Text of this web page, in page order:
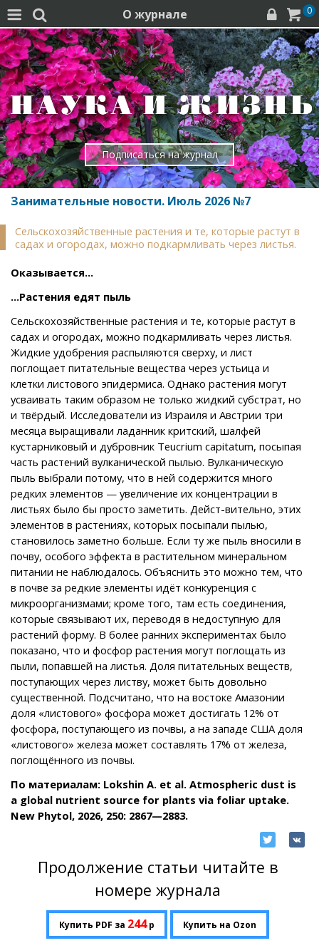
  О журнале   0
Подписаться на журнал
Занимательные новости. Июль 2026 №7
Сельскохозяйственные растения и те, которые растут в
садах и огородах, можно подкармливать через листья.
Оказывается…
...Растения едят пыль
Сельскохозяйственные растения и те, которые растут в
садах и огородах, можно подкармливать через листья.
Жидкие удобрения распыляются сверху, и лист
поглощает питательные вещества через устьица и
клетки листового эпидермиса. Однако растения могут
усваивать таким образом не только жидкий субстрат, но
и твёрдый. Исследователи из Израиля и Австрии три
месяца выращивали ладанник критский, шалфей
кустарниковый и дубровник Teucrium capitatum, посыпая
часть растений вулканической пылью. Вулканическую
пыль выбрали потому, что в ней содержится много
редких элементов — увеличение их концентрации в
листьях было бы просто заметить. Дейст-вительно, этих
элементов в растениях, которых посыпали пылью,
становилось заметно больше. Если ту же пыль вносили в
почву, особого эффекта в растительном минеральном
питании не наблюдалось. Объяснить это можно тем, что
в почве за редкие элементы идёт конкуренция с
микроорганизмами; кроме того, там есть соединения,
которые связывают их, переводя в недоступную для
растений форму. В более ранних экспериментах было
показано, что и фосфор растения могут поглощать из
пыли, попавшей на листья. Доля питательных веществ,
поступающих через листву, может быть довольно
существенной. Подсчитано, что на востоке Амазонии
доля «листового» фосфора может достигать 12% от
фосфора, поступающего из почвы, а на западе США доля
«листового» железа может составлять 17% от железа,
поглощённого из почвы.
По материалам: Lokshin A. et al. Atmospheric dust is
a global nutrient source for plants via foliar uptake.
New Phytol, 2026, 250: 2867—2883.
Продолжение статьи читайте в
номере журнала
Купить PDF за 244р Купить на Ozon